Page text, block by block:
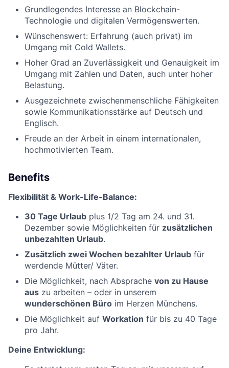
Grundlegendes Interesse an Blockchain-
Technologie und digitalen Vermögenswerten.
Wünschenswert: Erfahrung (auch privat) im
Umgang mit Cold Wallets.
Hoher Grad an Zuverlässigkeit und Genauigkeit im
Umgang mit Zahlen und Daten, auch unter hoher
Belastung.
Ausgezeichnete zwischenmenschliche Fähigkeiten
sowie Kommunikationsstärke auf Deutsch und
Englisch.
Freude an der Arbeit in einem internationalen,
hochmotivierten Team.
Benefits
Flexibilität & Work-Life-Balance:
30 Tage Urlaub plus 1/2 Tag am 24. und 31.
Dezember sowie Möglichkeiten für zusätzlichen
unbezahlten Urlaub.
Zusätzlich zwei Wochen bezahlter Urlaub für
werdende Mütter/ Väter.
Die Möglichkeit, nach Absprache von zu Hause
aus zu arbeiten – oder in unserem
wunderschönen Büro im Herzen Münchens.
Die Möglichkeit auf Workation für bis zu 40 Tage
pro Jahr.
Deine Entwicklung: